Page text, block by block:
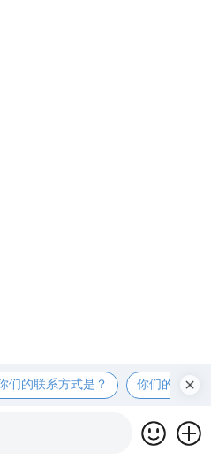
们的联系方式是？ 你们的工厂